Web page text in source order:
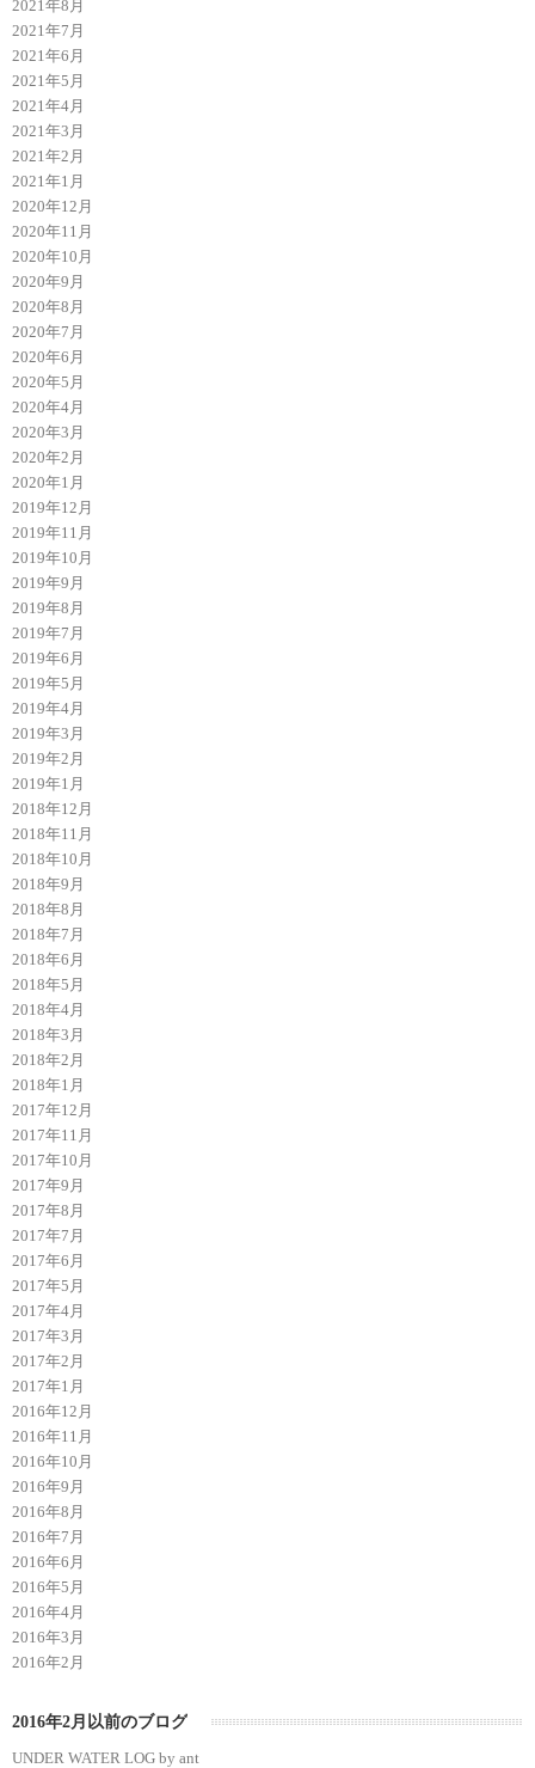
2021年8月
2021年7月
2021年6月
2021年5月
2021年4月
2021年3月
2021年2月
2021年1月
2020年12月
2020年11月
2020年10月
2020年9月
2020年8月
2020年7月
2020年6月
2020年5月
2020年4月
2020年3月
2020年2月
2020年1月
2019年12月
2019年11月
2019年10月
2019年9月
2019年8月
2019年7月
2019年6月
2019年5月
2019年4月
2019年3月
2019年2月
2019年1月
2018年12月
2018年11月
2018年10月
2018年9月
2018年8月
2018年7月
2018年6月
2018年5月
2018年4月
2018年3月
2018年2月
2018年1月
2017年12月
2017年11月
2017年10月
2017年9月
2017年8月
2017年7月
2017年6月
2017年5月
2017年4月
2017年3月
2017年2月
2017年1月
2016年12月
2016年11月
2016年10月
2016年9月
2016年8月
2016年7月
2016年6月
2016年5月
2016年4月
2016年3月
2016年2月
2016年2月以前のブログ
UNDER WATER LOG by ant